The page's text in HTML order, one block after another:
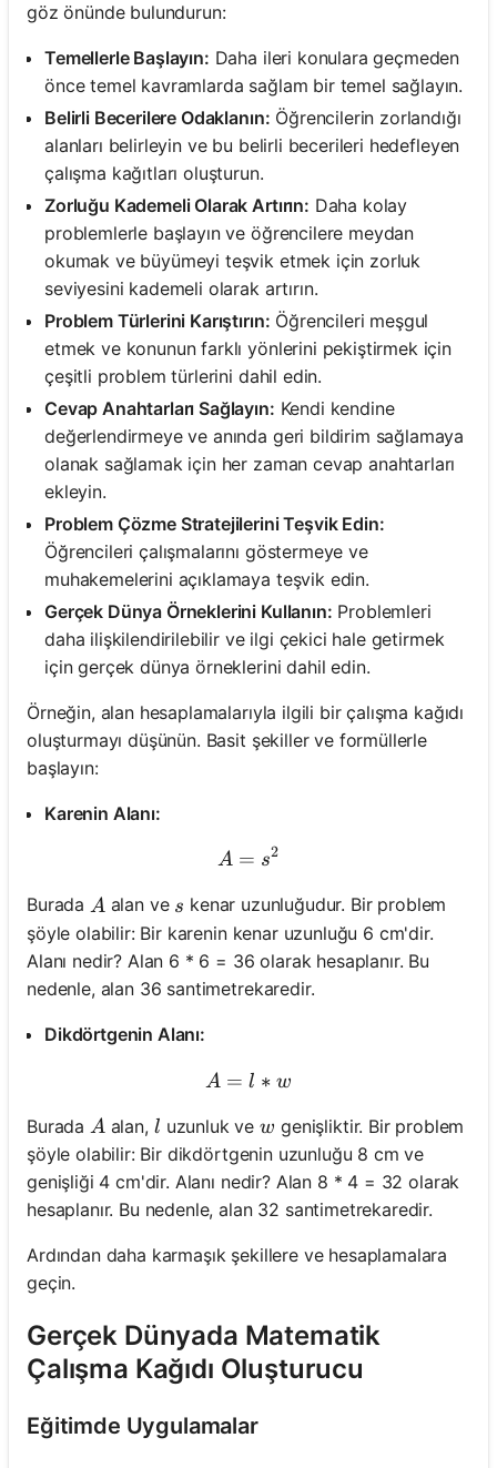
göz önünde bulundurun:
Temellerle Başlayın: Daha ileri konulara geçmeden
önce temel kavramlarda sağlam bir temel sağlayın.
Belirli Becerilere Odaklanın: Öğrencilerin zorlandığı
alanları belirleyin ve bu belirli becerileri hedefleyen
çalışma kağıtları oluşturun.
Zorluğu Kademeli Olarak Artırın: Daha kolay
problemlerle başlayın ve öğrencilere meydan
okumak ve büyümeyi teşvik etmek için zorluk
seviyesini kademeli olarak artırın.
Problem Türlerini Karıştırın: Öğrencileri meşgul
etmek ve konunun farklı yönlerini pekiştirmek için
çeşitli problem türlerini dahil edin.
Cevap Anahtarları Sağlayın: Kendi kendine
değerlendirmeye ve anında geri bildirim sağlamaya
olanak sağlamak için her zaman cevap anahtarları
ekleyin.
Problem Çözme Stratejilerini Teşvik Edin:
Öğrencileri çalışmalarını göstermeye ve
muhakemelerini açıklamaya teşvik edin.
Gerçek Dünya Örneklerini Kullanın: Problemleri
daha ilişkilendirilebilir ve ilgi çekici hale getirmek
için gerçek dünya örneklerini dahil edin.
Örneğin, alan hesaplamalarıyla ilgili bir çalışma kağıdı
oluşturmayı düşünün. Basit şekiller ve formüllerle
başlayın:
Karenin Alanı:
A = s^2
A = s2
Burada A
A alan ve s
s kenar uzunluğudur. Bir problem
şöyle olabilir: Bir karenin kenar uzunluğu 6 cm'dir.
Alanı nedir? Alan 6 * 6 = 36 olarak hesaplanır. Bu
nedenle, alan 36 santimetrekaredir.
Dikdörtgenin Alanı:
A = l * w
A = l ∗ w
Burada A
A alan, l
l uzunluk ve w
w genişliktir. Bir problem
şöyle olabilir: Bir dikdörtgenin uzunluğu 8 cm ve
genişliği 4 cm'dir. Alanı nedir? Alan 8 * 4 = 32 olarak
hesaplanır. Bu nedenle, alan 32 santimetrekaredir.
Ardından daha karmaşık şekillere ve hesaplamalara
geçin.
Gerçek Dünyada Matematik
Çalışma Kağıdı Oluşturucu
Eğitimde Uygulamalar